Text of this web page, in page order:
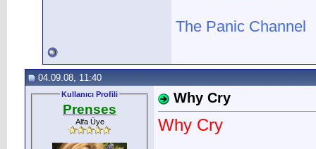
The Panic Channel
04.09.08, 11:40
Kullanıcı Profili
Prenses
Alfa Üye
Why Cry
Why Cry